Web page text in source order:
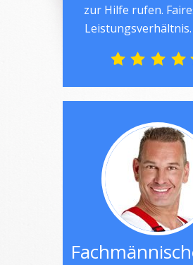
zur Hilfe rufen.